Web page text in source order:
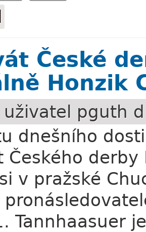
České
Honzik
uživatel pguth
dnešního
Českého
v pražské
Tannhaasuer